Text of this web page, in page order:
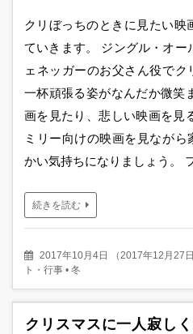
クリぼっちのときに見たい映
ていきます。 ジングル・オー
ェネッガーのお父さん役で
一杯頑張る姿がなんだか微笑
画を見たり、悲しい映画を見
ミリー向けの映画を見なが
かい気持ちになりましょう。
続きを読む
2017年10月4日 （2017年12月27
ト・行事 • 冬
クリスマスに一人寂し